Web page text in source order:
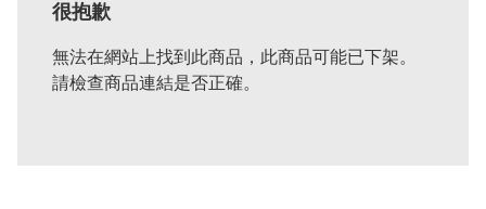
很抱歉
無法在網站上找到此商品，此商品可能已下架。
請檢查商品連結是否正確。